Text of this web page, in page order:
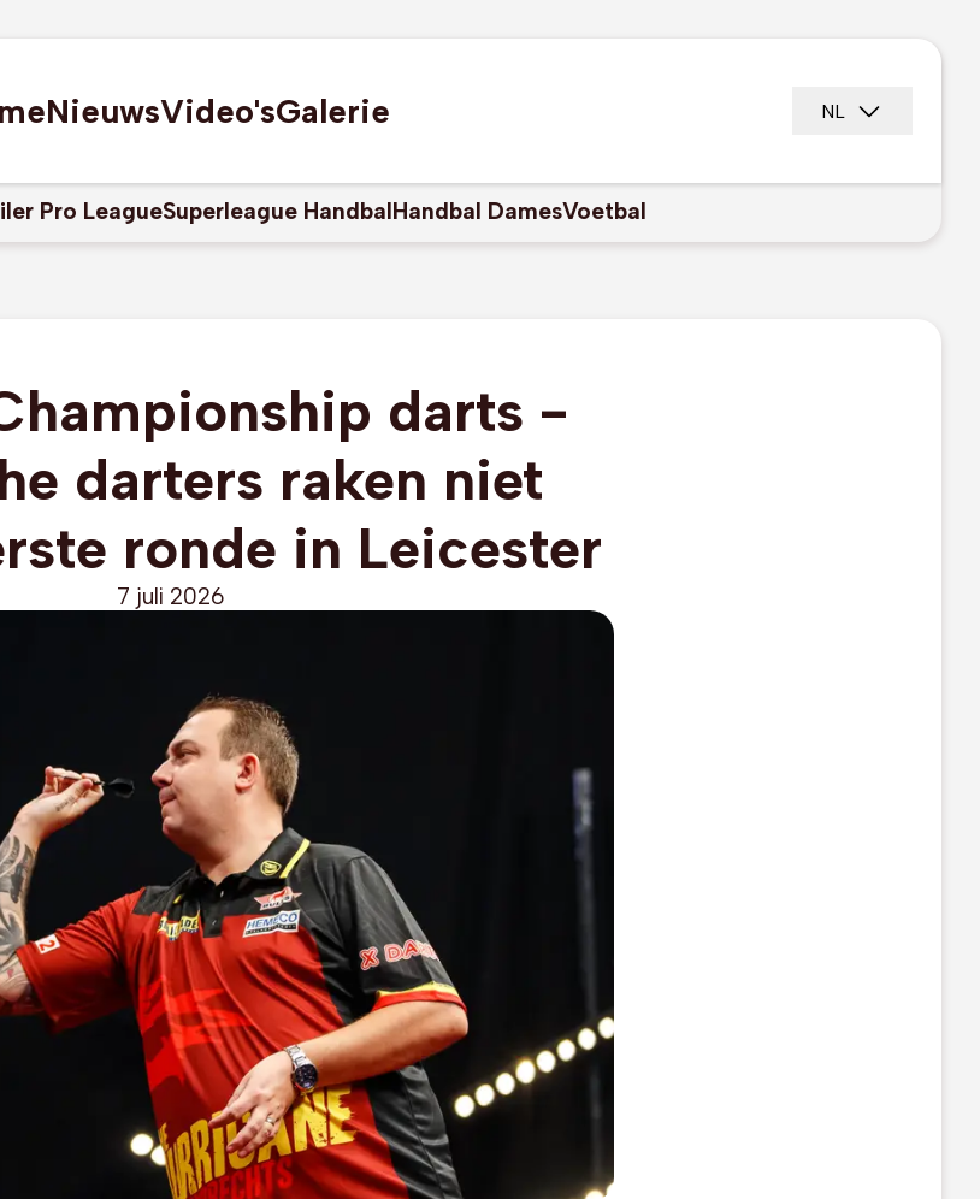
NieuwsVideo'sGalerie NL
Pro LeagueSuperleague HandbalHandbal DamesVoetbal
darts -
darters raken niet
ronde in Leicester
7 juli 2026